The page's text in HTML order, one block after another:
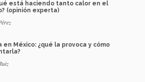
está haciendo tanto calor en el
(opinión experta)
en México: ¿qué la provoca y cómo